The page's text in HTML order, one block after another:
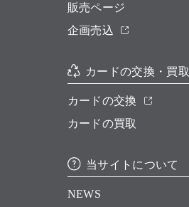
販売ページ
企画売込
カードの交換・買取
カードの交換
カードの買取
当サイトについて
NEWS